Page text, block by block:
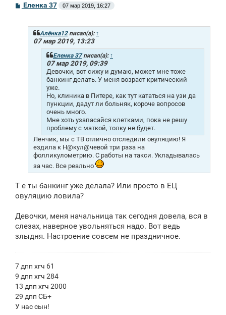
СЕленка 37 07 мар 2019, 16:27
Алёнка12писал(а): ↑
07 мар 2019, 13:23
Еленка 37писал(а): ↑
07 мар 2019, 09:39
Девочки, вот сижу и думаю, может мне тоже
банкинг делать. У меня возраст критический
уже.
Но, клиника в Питере, как тут кататься на узи да
пункции, дадут ли больняк, короче вопросов
очень много.
Мне хоть узапасайся клетками, пока не решу
проблему с маткой, толку не будет.
Ленчик, мы с ТВ отлично отследили овуляцию! Я
ездила к Н@кул@чевой три раза на
фолликулометрию. С работы на такси. Укладывалась
за час. Все реально
Т е ты банкинг уже делала? Или просто в ЕЦ
овуляцию ловила?
Девочки, меня начальница так сегодня довела, вся в
слезах, наверное увольняться надо. Вот ведь
злыдня. Настроение совсем не праздничное.
7 дпп хгч 61
9 дпп хгч 284
13 дпп хгч 2000
29 дпп СБ+
У нас сын!